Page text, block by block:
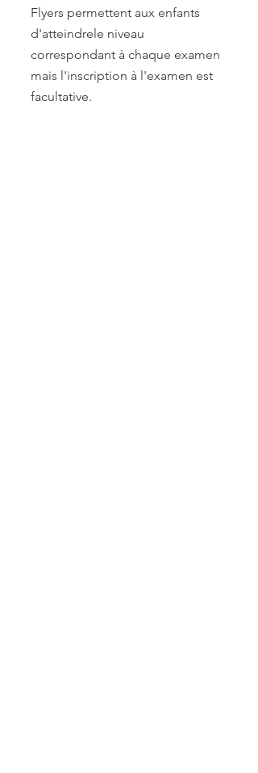
Flyers permettent aux enfants
d'atteindrele niveau
correspondant à chaque examen
mais l'inscription à l'examen est
facultative.